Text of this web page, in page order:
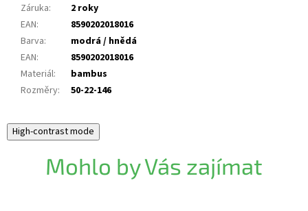
Záruka:
2 roky
EAN:
8590202018016
Barva:
modrá / hnědá
EAN:
8590202018016
Materiál:
bambus
Rozměry: 50-22-146
High-contrast mode
Mohlo by Vás zajímat